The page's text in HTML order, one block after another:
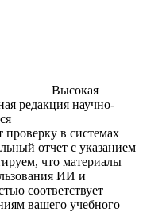
Высокая
редакция научно-
в системах
отчет с указанием
что материалы
ИИ и
соответствует
вашего учебного